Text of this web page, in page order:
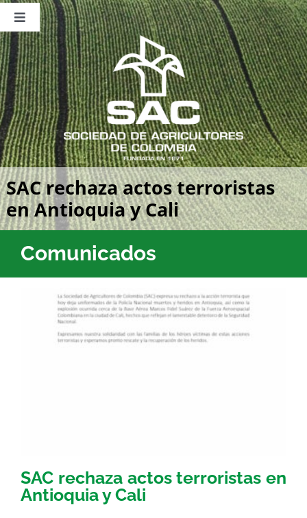
Saltar
contenido
Toggle
Navigation
Nosotros
Publicaciones
Sala de Prensa
Eventos
SAC rechaza actos terroristas
en Antioquia y Cali
Comunicados
SAC rechaza actos terroristas en
Antioquia y Cali